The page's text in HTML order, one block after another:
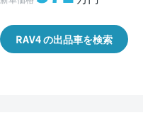
RAV4 の出品車を検索